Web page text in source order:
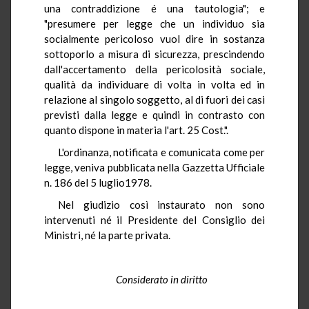
una contraddizione é una tautologia"; e
"presumere per legge che un individuo sia
socialmente pericoloso vuol dire in sostanza
sottoporlo a misura di sicurezza, prescindendo
dall'accertamento della pericolosità sociale,
qualità da individuare di volta in volta ed in
relazione al singolo soggetto, al di fuori dei casi
previsti dalla legge e quindi in contrasto con
quanto dispone in materia l'art. 25 Cost.".
L'ordinanza, notificata e comunicata come per
legge, veniva pubblicata nella Gazzetta Ufficiale
n. 186 del 5 luglio1978.
Nel giudizio così instaurato non sono
intervenuti né il Presidente del Consiglio dei
Ministri, né la parte privata.
Considerato in diritto